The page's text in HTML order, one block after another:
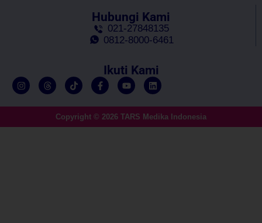
Hubungi Kami
021-27848135
0812-8000-6461
Ikuti Kami
Copyright © 2026 TARS Medika Indonesia